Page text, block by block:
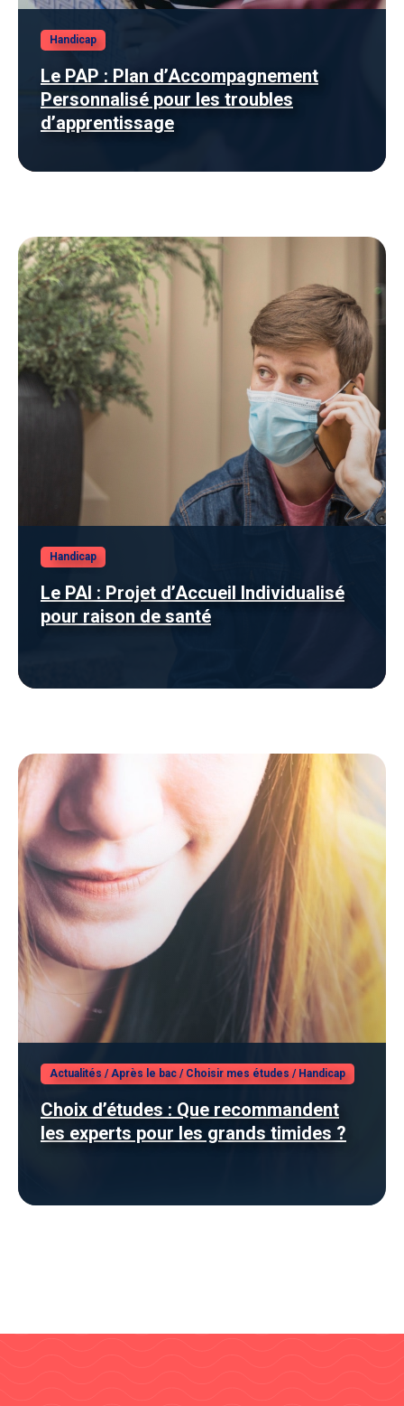
Handicap
Le PAP : Plan d’Accompagnement
Personnalisé pour les troubles
d’apprentissage
Handicap
Le PAI : Projet d’Accueil Individualisé
pour raison de santé
Actualités /Après le bac/ Choisir mes études / Handicap
Choix d’études : Que recommandent
les experts pour les grands timides ?